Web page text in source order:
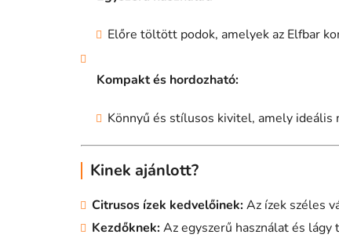
Előre töltött podok, amelyek az Elfbar
Kompakt és hordozható:
Könnyű és stílusos kivitel, amely ideális
Kinek ajánlott?
Citrusos ízek kedvelőinek:Az ízek széles
Kezdőknek:Az egyszerű használat és